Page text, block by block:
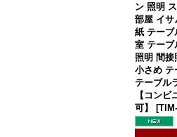
ン 照明
部屋 イサ
紙 テーブ
室 テーブ
照明 間接
小さめ テ
テーブル
【コン
可】
[